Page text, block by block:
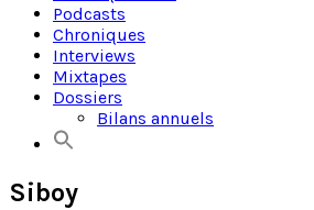
Podcasts
Chroniques
Interviews
Mixtapes
Dossiers
Bilans annuels
Siboy